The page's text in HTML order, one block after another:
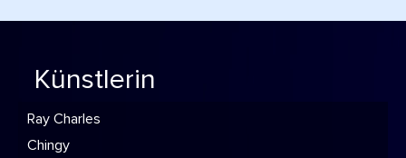
Künstlerin
Ray Charles
Chingy